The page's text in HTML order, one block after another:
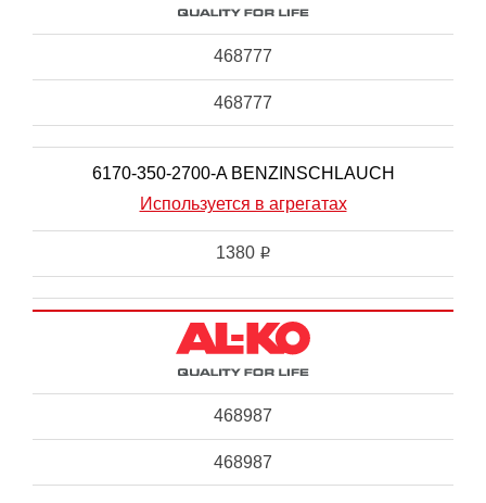
468777
468777
6170-350-2700-A BENZINSCHLAUCH
Используется в агрегатах
1380 i
468987
468987